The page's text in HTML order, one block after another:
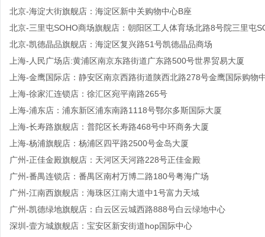
北京-海淀大街旗舰店：海淀区新中关购物中心B座
北京-三里屯SOHO商场旗舰店：朝阳区工人体育场北路8号院三里屯
北京-凯德晶品旗舰店：海淀区复兴路51号凯德晶品商场
上海-人民广场店:黄浦区南京东路街道广东路500号世界贸易大厦
上海-金鹰国际店：静安区南京西路街道陕西北路278号金鹰国际购物
上海-徐家汇连锁店：徐汇区宛平南路265号
上海-浦东店：浦东新区浦东南路1118号鄂尔多斯国际大厦
上海-长寿路旗舰店：普陀区长寿路468号中环商务大厦
上海-杨浦旗舰店：杨浦区四平路2500号金岛大厦
广州-正佳金殿旗舰店：天河区天河路228号正佳金殿
广州-番禺连锁店：番禺区南村万博二路180号粤海广场
广州-江南西旗舰店：海珠区江南大道中1号富力天域
广州-凯德绿地旗舰店：白云区云城西路888号白云绿地中心
深圳-壹方城旗舰店：宝安区新安街道hop国际中心